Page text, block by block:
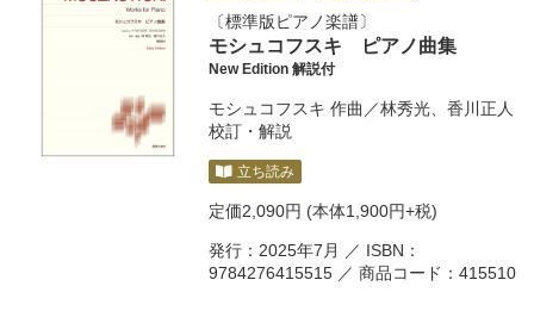
標準版ピアノ楽譜
モシュコフスキ ピアノ曲集
New Edition 解説付
モシュコフスキ 作曲／林秀光
香川正人
校訂・解説
立ち読み
定価2,090円 (本体1,900円+税)
発行：2025年7月 ／ ISBN：
9784276415515 ／ 商品コード：415510